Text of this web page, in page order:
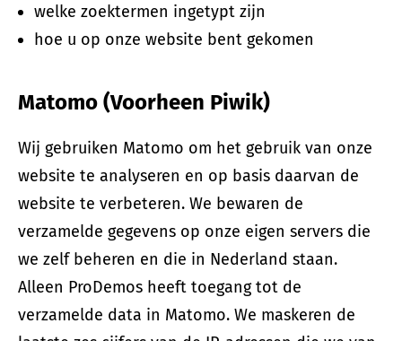
welke zoektermen ingetypt zijn
hoe u op onze website bent gekomen
Matomo (Voorheen Piwik)
Wij gebruiken Matomo om het gebruik van onze
website te analyseren en op basis daarvan de
website te verbeteren. We bewaren de
verzamelde gegevens op onze eigen servers die
we zelf beheren en die in Nederland staan.
Alleen ProDemos heeft toegang tot de
verzamelde data in Matomo. We maskeren de